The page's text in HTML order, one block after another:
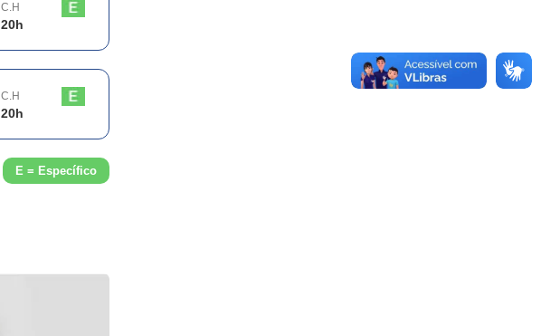
C.H
20h
C.H
20h
E = Específico